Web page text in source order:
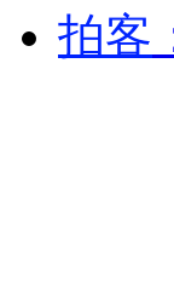
安徽一实载
拍客